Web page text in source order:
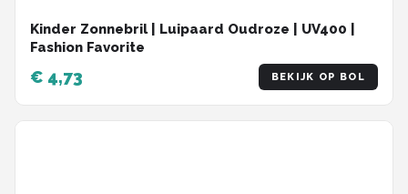
Kinder Zonnebril | Luipaard Oudroze | UV400 |
Fashion Favorite
€ 4,73 BEKIJK OP BOL